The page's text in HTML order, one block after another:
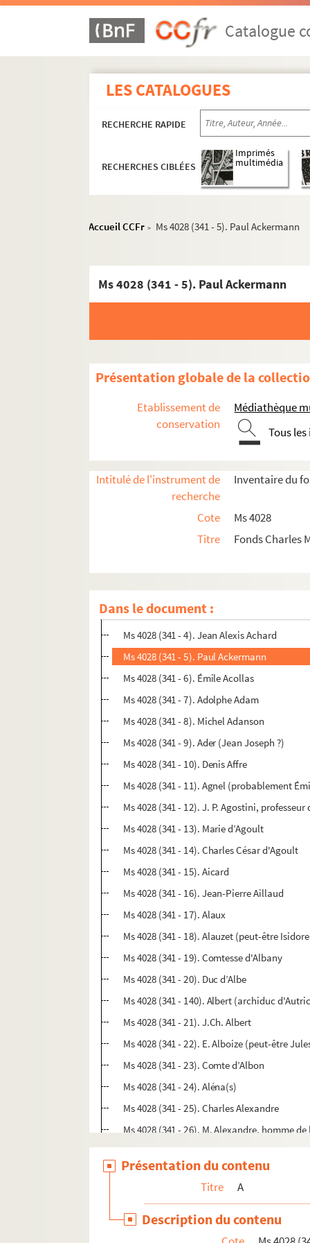
Catalogue
LES CATALOGUES
RECHERCHE RAPIDE
RECHERCHES CIBLÉES
Imprimés
multimédia
Accueil CCFr > Ms 4028 (341 - 5). Paul Ackermann
Ms 4028 (341 - 5). Paul Ackermann
Présentation globale de la
Etablissement de
conservation
Médiathèque
Tous
Intitulé de l'instrument de
recherche
Inventaire du
Cote
Ms 4028
Titre
Fonds Charles
Dans le document :
Ms 4028 (338). Documents se rapportant à la
Ms 4028 (341 - 1). Duchesse d’Abrantès
Ms 4028 (341 - 2). Joséphine Junot
Ms 4028 (341 - 3). Claude Marc Antoine
Ms 4028 (341 - 4). Jean Alexis Achard
Ms 4028 (341 - 5). Paul Ackermann
Ms 4028 (341 - 6). Émile Acollas
Ms 4028 (341 - 7). Adolphe Adam
Ms 4028 (341 - 8). Michel Adanson
Ms 4028 (341 - 9). Ader (Jean Joseph ?)
Ms 4028 (341 - 10). Denis Affre
Ms 4028 (341 - 11). Agnel (probablement
Ms 4028 (341 - 12). J. P. Agostini,
Ms 4028 (341 - 13). Marie d’Agoult
Ms 4028 (341 - 14). Charles César d'Agoult
Ms 4028 (341 - 15). Aicard
Ms 4028 (341 - 16). Jean-Pierre Aillaud
Ms 4028 (341 - 17). Alaux
Ms 4028 (341 - 18). Alauzet (peut-être
Ms 4028 (341 - 19). Comtesse d'Albany
Ms 4028 (341 - 20). Duc d’Albe
Ms 4028 (341 - 140). Albert (archiduc
Ms 4028 (341 - 21). J.Ch. Albert
Ms 4028 (341 - 22). E. Alboize (peut-être
Ms 4028 (341 - 23). Comte d’Albon
Ms 4028 (341 - 24). Aléna(s)
Ms 4028 (341 - 25). Charles Alexandre
Ms 4028 (341 - 26). M. Alexandre, homme
Ms 4028 (341 - 27). Alexandre Vattemare
Ms 4028 (341 - 28). Vittorio Alfieri
Ms 4028 (341 - 29). Marquis Alfieri de
Ms 4028 (341 - 30). Cesare Alfieri
Ms 4028 (341 - 31). Jean-Louis Alibert
Présentation du contenu
Titre A
Description du contenu